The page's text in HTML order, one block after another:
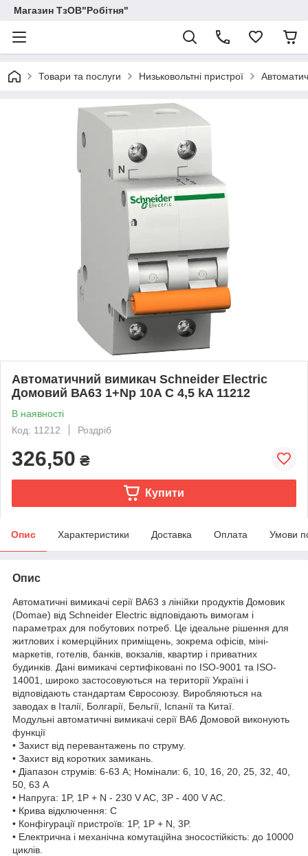
Магазин ТзОВ"Робітня"
Товари та послуги Низьковольтні пристрої
Автоматичний вимикач Schneider Electric
Домовий ВА63 1+Np 10A C 4,5 kA 11212
В наявності
Код: 11212
Роздріб
326,50 ₴
Купити
Опис Характеристики Доставка Оплата Умови
Опис
Автоматичні вимикачі серії ВА63 з лінійки продуктів Домовик
(Domae) від Schneider Electric відповідають вимогам і
параметрах для побутових потреб. Це ідеальне рішення для
житлових і комерційних приміщень, зокрема офісів, міні-
маркетів, готелів, банків, вокзалів, квартир і приватних
будинків. Дані вимикачі сертифіковані по ISO-9001 та ISO-
14001, широко застосовуються на території Україні і
відповідають стандартам Євросоюзу. Виробляються на
заводах в Італії, Болгарії, Бельгії, Іспанії та Китаї.
Модульні автоматичні вимикачі серії ВА6 Домовой виконують
функції
• Захист від перевантажень по струму.
• Захист від коротких замикань.
• Діапазон струмів: 6-63 А; Номінали: 6, 10, 16, 20, 25, 32, 40,
50, 63 A
• Напруга: 1P, 1P + N - 230 V AC, 3P - 400 V AC.
• Крива відключення: C
• Конфігурації пристроїв: 1P, 1P + N, 3P.
• Електрична і механічна комутаційна зносостійкість: до 10000
циклів.